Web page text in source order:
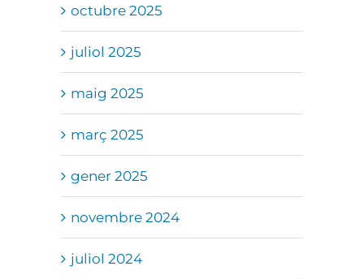
octubre 2025
juliol 2025
maig 2025
març 2025
gener 2025
novembre 2024
juliol 2024